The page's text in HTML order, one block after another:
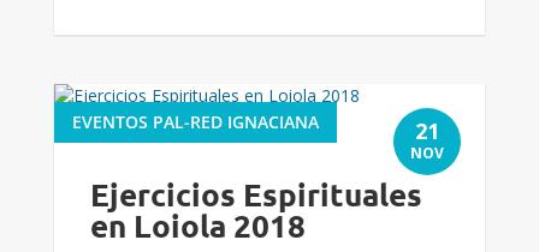
Ejercicios Espirituales
en Loiola 2018
EVENTOS PAL-RED IGNACIANA 21
NOV